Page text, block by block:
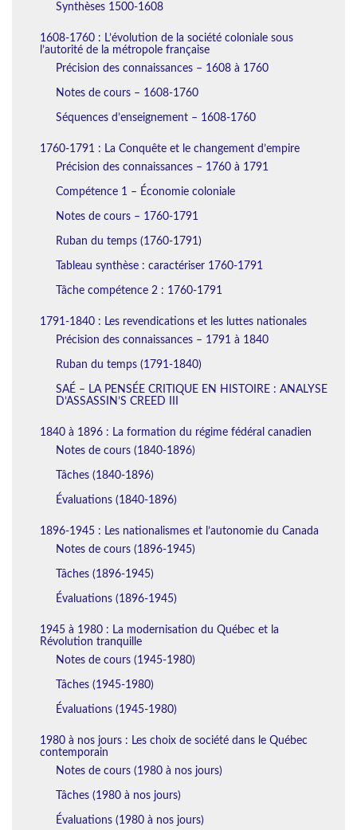
Synthèses 1500-1608
1608-1760 : L’évolution de la société coloniale sous
l’autorité de la métropole française
Précision des connaissances – 1608 à 1760
Notes de cours – 1608-1760
Séquences d’enseignement – 1608-1760
1760-1791 : La Conquête et le changement d’empire
Précision des connaissances – 1760 à 1791
Compétence 1 – Économie coloniale
Notes de cours – 1760-1791
Ruban du temps (1760-1791)
Tableau synthèse : caractériser 1760-1791
Tâche compétence 2 : 1760-1791
1791-1840 : Les revendications et les luttes nationales
Précision des connaissances – 1791 à 1840
Ruban du temps (1791-1840)
SAÉ – LA PENSÉE CRITIQUE EN HISTOIRE : ANALYSE
D’ASSASSIN’S CREED III
1840 à 1896 : La formation du régime fédéral canadien
Notes de cours (1840-1896)
Tâches (1840-1896)
Évaluations (1840-1896)
1896-1945 : Les nationalismes et l’autonomie du Canada
Notes de cours (1896-1945)
Tâches (1896-1945)
Évaluations (1896-1945)
1945 à 1980 : La modernisation du Québec et la
Révolution tranquille
Notes de cours (1945-1980)
Tâches (1945-1980)
Évaluations (1945-1980)
1980 à nos jours : Les choix de société dans le Québec
contemporain
Notes de cours (1980 à nos jours)
Tâches (1980 à nos jours)
Évaluations (1980 à nos jours)